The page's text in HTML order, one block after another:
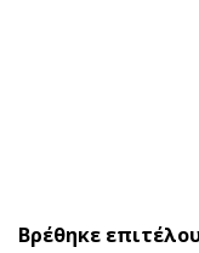
Βρέθηκε